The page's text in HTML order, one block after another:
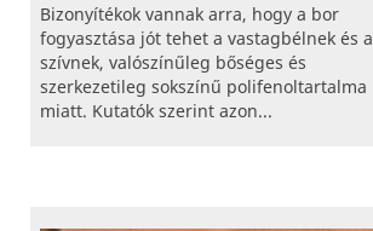
Bizonyítékok vannak arra, hogy a bor
fogyasztása jót tehet a vastagbélnek és a
szívnek, valószínűleg bőséges és
szerkezetileg sokszínű polifenoltartalma
miatt. Kutatók szerint azon...